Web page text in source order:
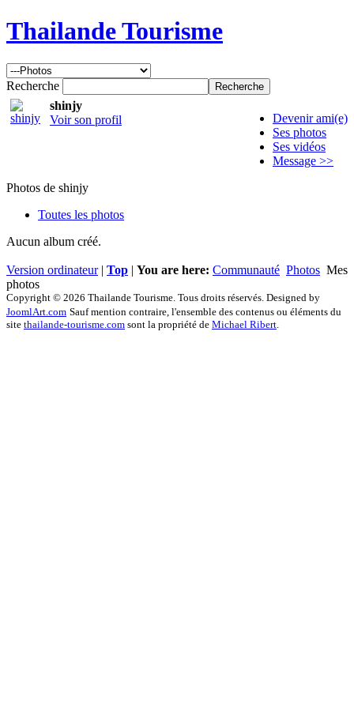
Thailande Tourisme
Recherche
shinjy
Voir son profil
Devenir ami(e)
Ses photos
Ses vidéos
Message >>
Photos de shinjy
Toutes les photos
Aucun album créé.
Version ordinateur| Top | You are here: Communauté Photos Mes
photos
Copyright © 2026 Thailande Tourisme. Tous droits réservés. Designed by
JoomlArt.com Sauf mention contraire, l'ensemble des contenus ou éléments du
site thailande-tourisme.com sont la propriété de Michael Ribert